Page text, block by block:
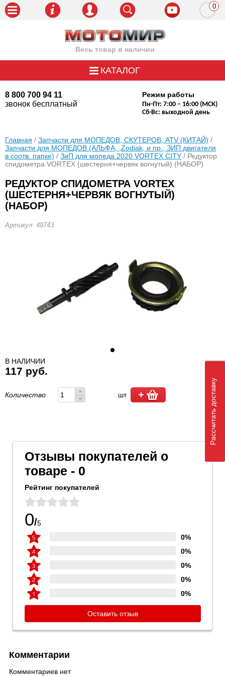
Весь товар в наличии
8 800 700 94 11
звонок бесплатный
Режим работы
Пн-Пт: 7:00 – 16:00 (МСК)
Сб-Вс: выходной день
0
КАТАЛОГ
Главная / Запчасти для МОПЕДОВ, СКУТЕРОВ, ATV (КИТАЙ) /
Запчасти для МОПЕДОВ (АЛЬФА, ,Zodiak, и пр., ЗИП двигателя
в соотв. папке) / ЗиП для мопеда 2020 VORTEX CITY / Редуктор
спидометра VORTEX (шестерня+червяк вогнутый) (НАБОР)
РЕДУКТОР СПИДОМЕТРА VORTEX
(ШЕСТЕРНЯ+ЧЕРВЯК ВОГНУТЫЙ)
(НАБОР)
Артикул: 49743
В НАЛИЧИИ
117 руб.
Количество шт
Отзывы покупателей о
товаре - 0
Рейтинг покупателей
0/5
0%
0%
0%
0%
0%
Оставить отзыв
Комментарии
Комментариев нет
Рассчитать доставку